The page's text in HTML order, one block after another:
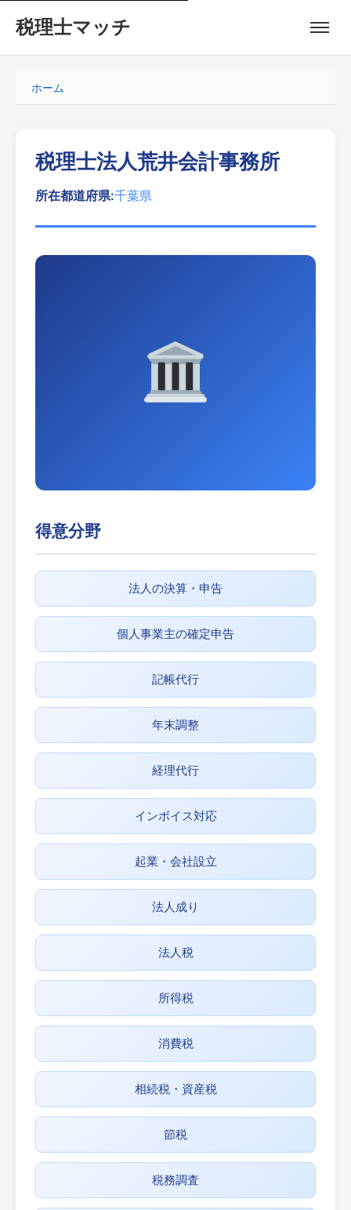
税理士マッチ
ホーム
税理士法人荒井会計事務所
所在都道府県:千葉県
得意分野
法人の決算・申告
個人事業主の確定申告
記帳代行
年末調整
経理代行
インボイス対応
起業・会社設立
法人成り
法人税
所得税
消費税
相続税・資産税
節税
税務調査